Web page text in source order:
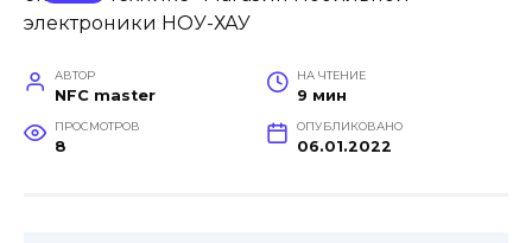
АВТОР
NFC master
НА ЧТЕНИЕ
9 мин
ПРОСМОТРОВ
8
ОПУБЛИКОВАНО
06.01.2022